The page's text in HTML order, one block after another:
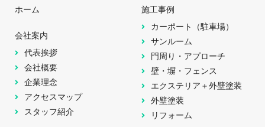
ホーム
会社案内
代表挨拶
会社概要
企業理念
アクセスマップ
スタッフ紹介
施工事例
カーポート（駐車場）
サンルーム
門周り・アプローチ
壁・塀・フェンス
エクステリア＋外壁塗装
外壁塗装
リフォーム